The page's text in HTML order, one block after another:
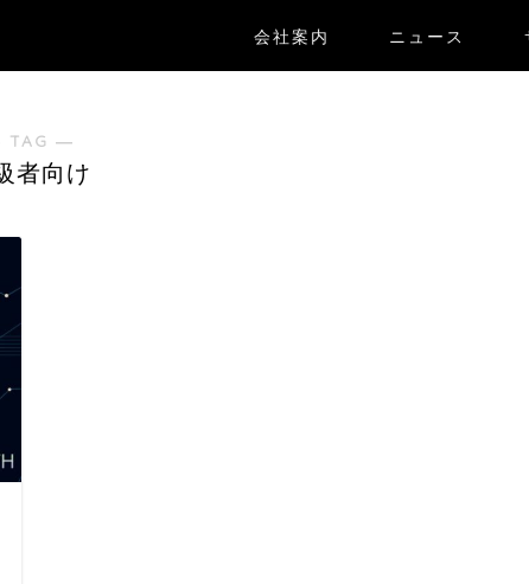
会社案内 ニュース
TAG ―
者向け